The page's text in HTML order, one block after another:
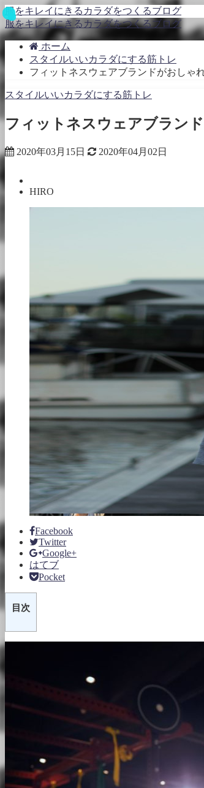
服をキレイにきるカラダをつくるブログ
服をキレイにきるカラダをつくるブログ
ホーム
スタイルいいカラダにする筋トレ
フィットネスウェアブランドがおしゃ
スタイルいいカラダにする筋トレ
フィットネスウェアブラン
2020年03月15日 2020年04月02日
HIRO
Facebook
Twitter
Google+
はてブ
Pocket
目次